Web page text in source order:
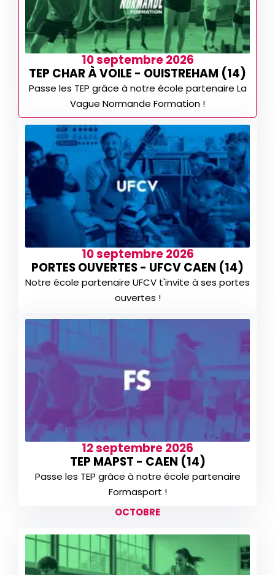
10 septembre 2026
TEP CHAR À VOILE - OUISTREHAM (14)
Passe les TEP grâce à notre école partenaire La
Vague Normande Formation !
10 septembre 2026
PORTES OUVERTES - UFCV CAEN (14)
Notre école partenaire UFCV t'invite à ses portes
ouvertes !
12 septembre 2026
TEP MAPST - CAEN (14)
Passe les TEP grâce à notre école partenaire
Formasport !
OCTOBRE